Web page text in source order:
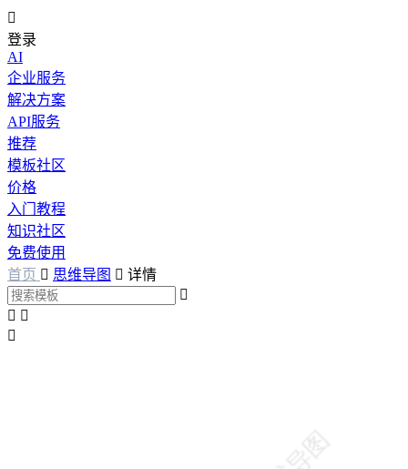

登录
AI
企业服务
解决方案
API服务
推荐
模板社区
价格
入门教程
知识社区
免费使用
首页  思维导图  详情

 
